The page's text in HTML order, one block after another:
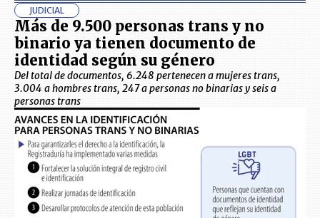
JUDICIAL
Más de 9.500 personas trans y no
binario ya tienen documento de
identidad según su género
Del total de documentos, 6.248 pertenecen a mujeres trans,
3.004 a hombres trans, 247 a personas no binarias y seis a
personas trans